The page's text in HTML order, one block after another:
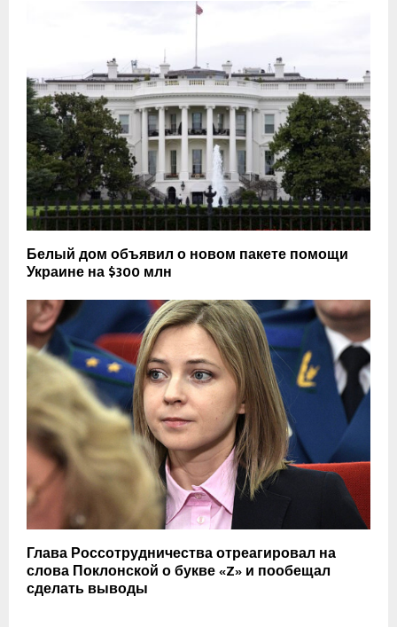
Белый дом объявил о новом пакете помощи
Украине на $300 млн
Глава Россотрудничества отреагировал на
слова Поклонской о букве «Z» и пообещал
сделать выводы